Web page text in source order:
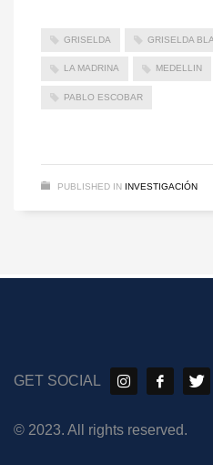
GRISELDA GRISELDA
LA MADRINA MEDELLIN
PABLO ESCOBAR
PUBLISHED IN INVESTIGACIÓN
GET SOCIAL
© 2023. All rights reserved.